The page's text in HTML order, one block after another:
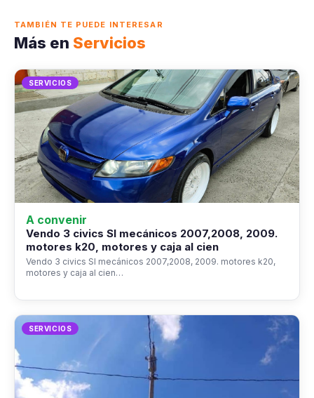
TAMBIÉN TE PUEDE INTERESAR
Más en Servicios
SERVICIOS
A convenir
Vendo 3 civics SI mecánicos 2007,2008, 2009.
motores k20, motores y caja al cien
Vendo 3 civics SI mecánicos 2007,2008, 2009. motores k20,
motores y caja al cien…
SERVICIOS